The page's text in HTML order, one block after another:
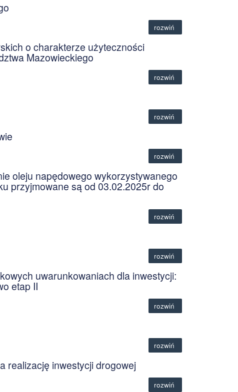
rozwiń
o charakterze użyteczności
Mazowieckiego
rozwiń
rozwiń
rozwiń
oleju napędowego wykorzystywanego
przyjmowane są od 03.02.2025r do
rozwiń
rozwiń
uwarunkowaniach dla inwestycji:
etap II
rozwiń
rozwiń
realizację inwestycji drogowej
rozwiń